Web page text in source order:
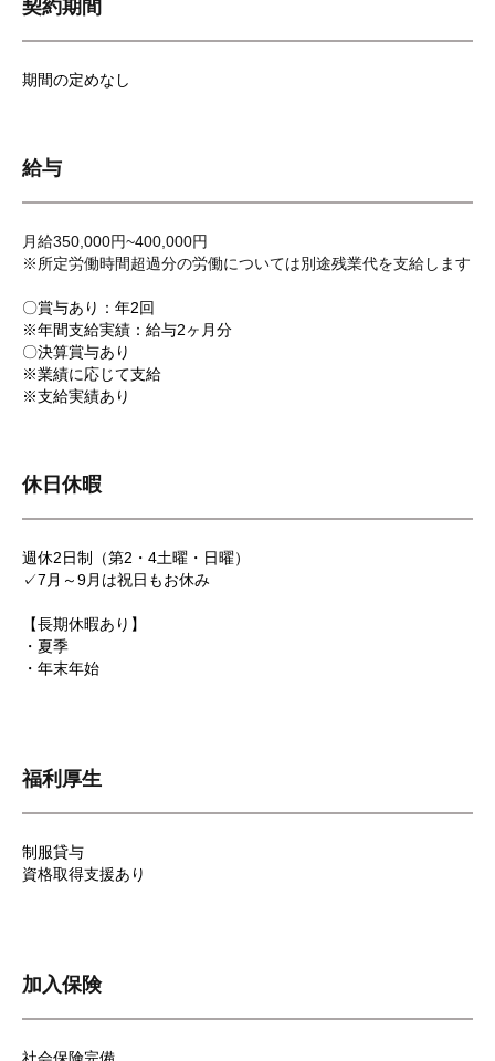
契約期間
期間の定めなし
給与
月給350,000円~400,000円
※所定労働時間超過分の労働については別途残業代を支給します
〇賞与あり：年2回
※年間支給実績：給与2ヶ月分
〇決算賞与あり
※業績に応じて支給
※支給実績あり
休日休暇
週休2日制（第2・4土曜・日曜）
✓7月～9月は祝日もお休み
【長期休暇あり】
・夏季
・年末年始
福利厚生
制服貸与
資格取得支援あり
加入保険